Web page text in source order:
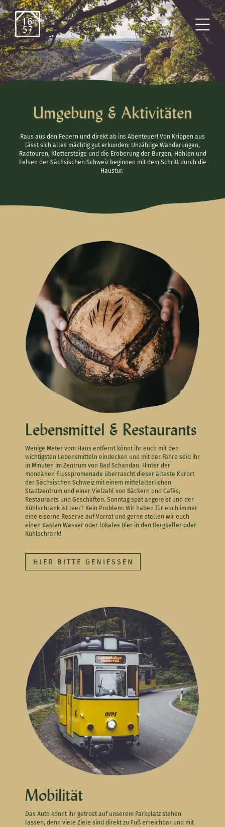
Umgebung & Aktivitäten
Raus aus den Federn und direkt ab ins Abenteuer! Von Krippen aus
lässt sich alles mächtig gut erkunden: Unzählige Wanderungen,
Radtouren, Klettersteige und die Eroberung der Burgen, Höhlen und
Felsen der Sächsischen Schweiz beginnen mit dem Schritt durch die
Haustür.
Lebensmittel & Restaurants
Wenige Meter vom Haus entfernt könnt ihr euch mit den
wichtigsten Lebensmitteln eindecken und mit der Fähre seid ihr
in Minuten im Zentrum von Bad Schandau. Hinter der
mondänen Flusspromenade überrascht dieser älteste Kurort
der Sächsischen Schweiz mit einem mittelalterlichen
Stadtzentrum und einer Vielzahl von Bäckern und Cafés,
Restaurants und Geschäften. Sonntag spät angereist und der
Kühlschrank ist leer? Kein Problem: Wir haben für euch immer
eine eiserne Reserve auf Vorrat und gerne stellen wir euch
einen Kasten Wasser oder lokales Bier in den Bergkeller oder
Kühlschrank!
HIER BITTE GENIESSEN
Mobilität
Das Auto könnt ihr getrost auf unserem Parkplatz stehen
lassen, denn viele Ziele sind direkt zu Fuß erreichbar und mit